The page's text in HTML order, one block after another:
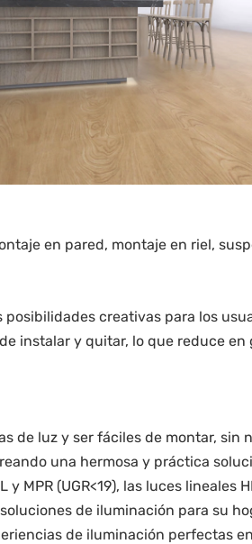
en pared, montaje en riel,
creativas para los
instalar y quitar, lo que reduce
de luz y ser fáciles de montar,
una hermosa y práctica
MPR (UGR<19), las luces
de iluminación para su
de iluminación perfectas